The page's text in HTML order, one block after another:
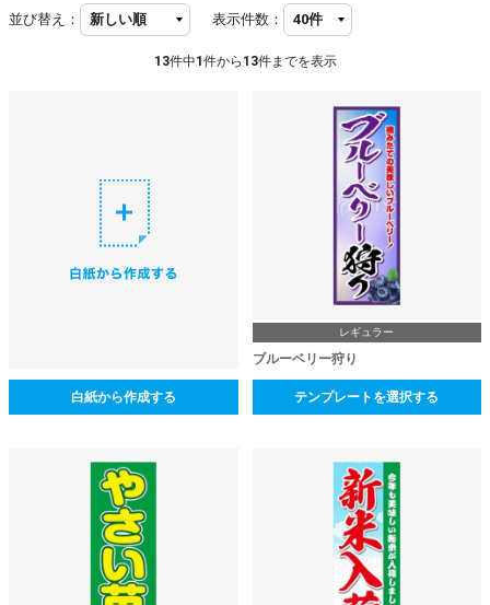
並び替え： 表示件数：
13件中1 件から 13件までを表示
白紙から作成する
レギュラー
ブルーベリー狩り
テンプレートを選択する